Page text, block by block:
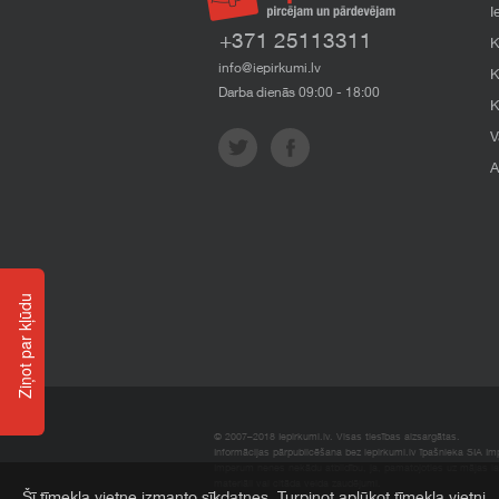
+371 25113311
info@iepirkumi.lv
Darba dienās 09:00 - 18:00
© 2007–2018 Iepirkumi.lv. Visas tiesības aizsargātas.
Informācijas pārpublicēšana bez iepirkumi.lv īpašnieka SIA
Ziņot par kļūdu